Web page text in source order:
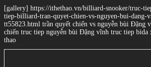
[gallery] https://ithethao.vn/billiard-snooker/truc-
tiep-billiard-tran-quyet-chien-vs-nguyen-bui-dang-
tt55823.html trần quyết chiến vs nguyễn bùi Đặng
chiến truc tiep nguyễn bùi Đặng vĩnh truc tiep bida
thao